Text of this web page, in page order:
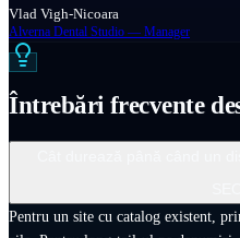
Vlad Vigh-Nicoara
Alverna Dental Studio — Manager
Întrebări frecvente
Pentru un site cu catalog existent,